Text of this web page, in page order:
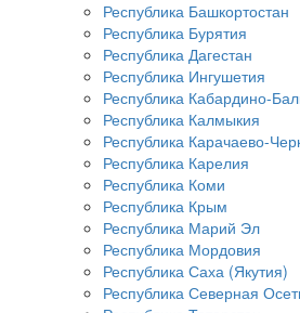
Республика Башкортостан
Республика Бурятия
Республика Дагестан
Республика Ингушетия
Республика Кабардино-
Республика Калмыкия
Республика Карачаево-
Республика Карелия
Республика Коми
Республика Крым
Республика Марий Эл
Республика Мордовия
Республика Саха (Якутия)
Республика Северная